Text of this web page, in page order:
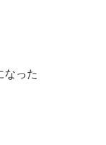
なった